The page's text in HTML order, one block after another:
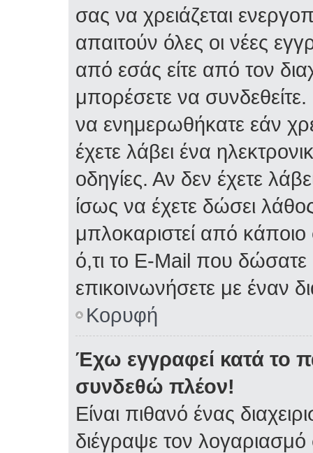
σας να χρειάζεται
απαιτούν όλες οι νέες
από εσάς είτε από τον
μπορέσετε να
να ενημερωθήκατε εάν
έχετε λάβει ένα
οδηγίες. Αν δεν έχετε
ίσως να έχετε δώσει
μπλοκαριστεί από
ό,τι το E-Mail που
επικοινωνήσετε με έναν
Κορυφή
Έχω εγγραφεί κατά το
συνδεθώ πλέον!
Είναι πιθανό ένας
διέγραψε τον